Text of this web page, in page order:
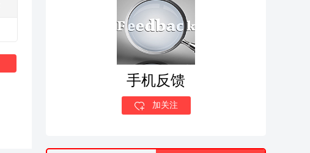
手机反馈
加关注